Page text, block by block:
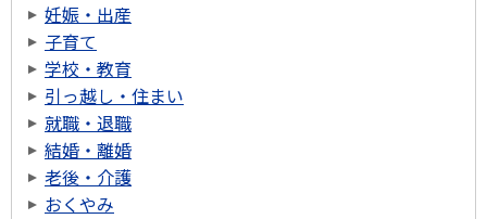
妊娠・出産
子育て
学校・教育
引っ越し・住まい
就職・退職
結婚・離婚
老後・介護
おくやみ